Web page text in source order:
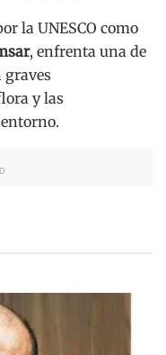
la UNESCO como
, enfrenta una de
graves
y las